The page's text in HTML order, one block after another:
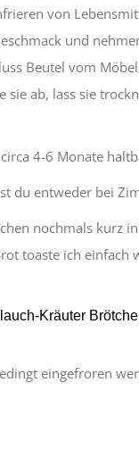
von
und
Beutel vom
sie ab, lass sie
4-6 Monate
du entweder bei
nochmals kurz
toaste ich einfach
eingefroren